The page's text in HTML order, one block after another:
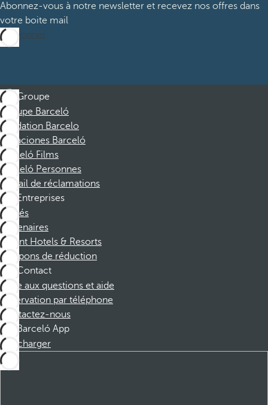
Abonnez-vous à notre newsletter et recevez nos offres dans
votre boite mail
M’abonner
Groupe
Groupe Barceló
Fondation Barcelo
Vacaciones Barceló
Barceló Films
Barceló Personnes
Portail de réclamations
Entreprises
Affiliés
Partenaires
Dorint Hotels & Resorts
Coupons de réduction
Contact
Foire aux questions et aide
Réservation par téléphone
Contactez-nous
Barceló App
Télécharger